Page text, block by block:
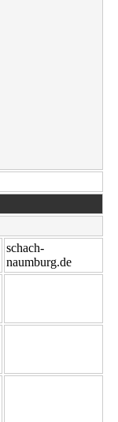
schach-
naumburg.de